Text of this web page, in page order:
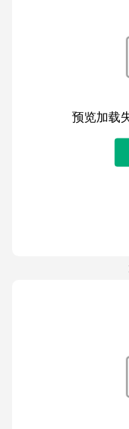
预览加载